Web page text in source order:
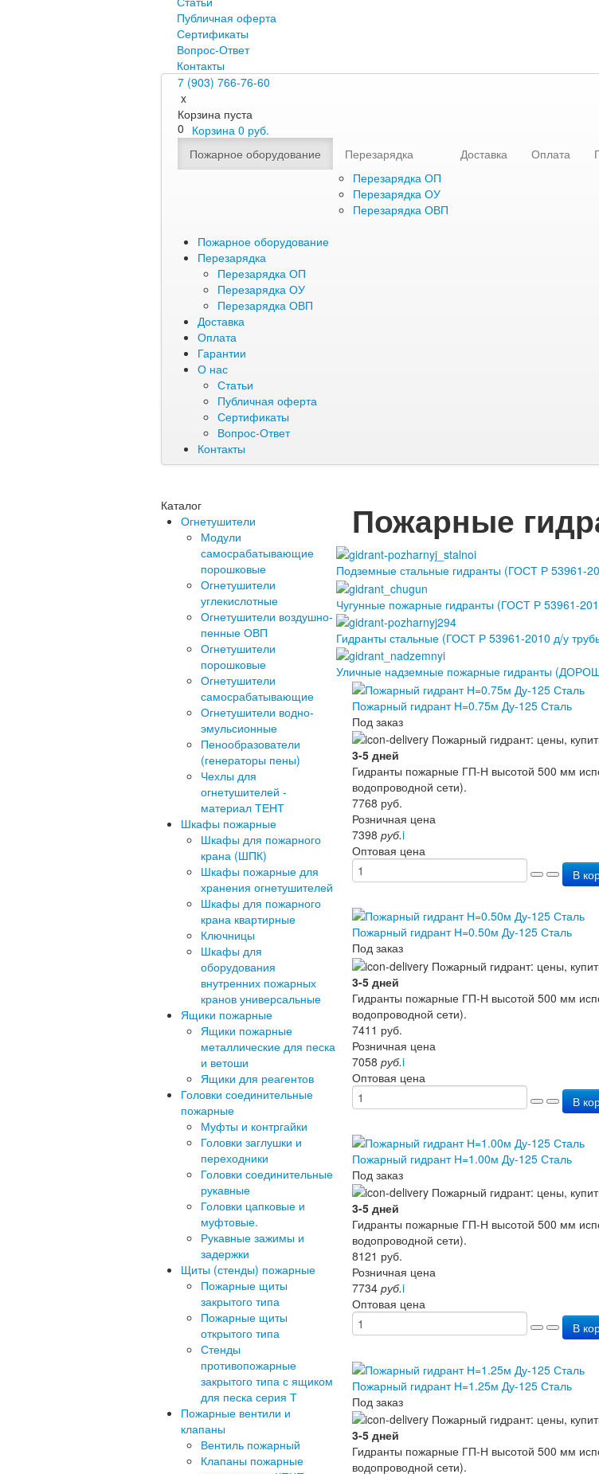
Публичная оферта
Сертификаты
Вопрос-Ответ
Контакты
7 (903) 766-76-60
x
Корзина пуста
0 Корзина 0 руб.
Пожарное оборудование
Перезарядка
Перезарядка ОП
Перезарядка ОУ
Перезарядка ОВП
Доставка Оплата
Пожарное оборудование
Перезарядка
Перезарядка ОП
Перезарядка ОУ
Перезарядка ОВП
Доставка
Оплата
Гарантии
О нас
Статьи
Публичная оферта
Сертификаты
Вопрос-Ответ
Контакты
Каталог
Огнетушители
Модули
самосрабатывающие
порошковые
Огнетушители
углекислотные
Огнетушители воздушно-
пенные ОВП
Огнетушители
порошковые
Огнетушители
самосрабатывающие
Огнетушители водно-
эмульсионные
Пенообразователи
(генераторы пены)
Чехлы для
огнетушителей -
материал ТЕНТ
Шкафы пожарные
Шкафы для пожарного
крана (ШПК)
Шкафы пожарные для
хранения огнетушителей
Шкафы для пожарного
крана квартирные
Ключницы
Шкафы для
оборудования
внутренних пожарных
кранов универсальные
Ящики пожарные
Ящики пожарные
металлические для песка
и ветоши
Ящики для реагентов
Головки соединительные
пожарные
Муфты и контргайки
Головки заглушки и
переходники
Головки соединительные
рукавные
Головки цапковые и
муфтовые.
Рукавные зажимы и
задержки
Щиты (стенды) пожарные
Пожарные щиты
закрытого типа
Пожарные щиты
открытого типа
Стенды
противопожарные
закрытого типа с ящиком
для песка серия Т
Пожарные вентили и
клапаны
Вентиль пожарный
Клапаны пожарные
Пожарные
Подземные стальные гидранты (ГОСТ Р 53961-
Чугунные пожарные гидранты (ГОСТ Р 53961-
Гидранты стальные (ГОСТ Р 53961-2010 д/у
Уличные надземные пожарные гидранты
Пожарный гидрант Н=0.75м Ду-125 Сталь
Под заказ
3-5 дней
Гидранты пожарные ГП-Н высотой 500 мм
водопроводной сети).
7768 руб.
Розничная цена
7398 руб.i
Оптовая цена
В
Пожарный гидрант Н=0.50м Ду-125 Сталь
Под заказ
3-5 дней
Гидранты пожарные ГП-Н высотой 500 мм
водопроводной сети).
7411 руб.
Розничная цена
7058 руб.i
Оптовая цена
В
Пожарный гидрант Н=1.00м Ду-125 Сталь
Под заказ
3-5 дней
Гидранты пожарные ГП-Н высотой 500 мм
водопроводной сети).
8121 руб.
Розничная цена
7734 руб.i
Оптовая цена
В
Пожарный гидрант Н=1.25м Ду-125 Сталь
Под заказ
3-5 дней
Гидранты пожарные ГП-Н высотой 500 мм
водопроводной сети).